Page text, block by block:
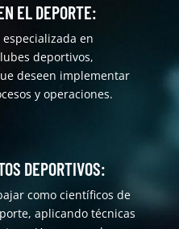
EL DEPORTE:
en
deportivos,
deseen implementar
y operaciones.
DEPORTIVOS:
como científicos de
aplicando técnicas